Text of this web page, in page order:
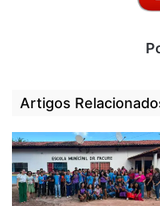
Munidos de
alguns
utilizadas no
em um dos
conselheiro
encerrada quanto
Artigos